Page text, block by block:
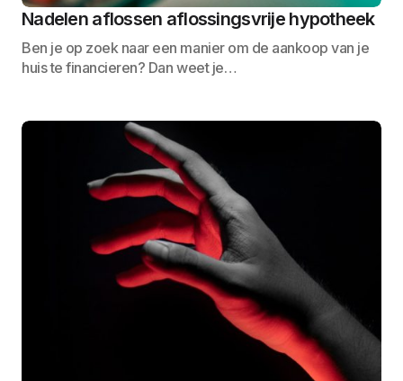
Nadelen aflossen aflossingsvrije hypotheek
Ben je op zoek naar een manier om de aankoop van je
huis te financieren? Dan weet je…